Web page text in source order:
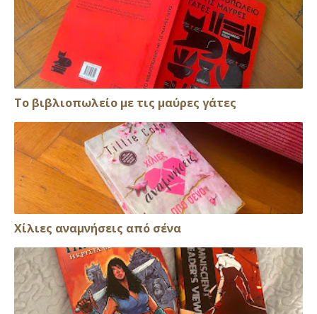
Το βιβλιοπωλείο με τις μαύρες γάτες
Xίλιες αναμνήσεις από σένα